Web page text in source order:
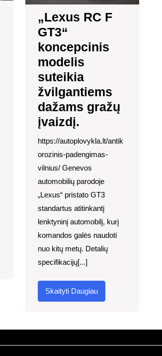
siūloma
suteikia
„Lexus RC F
GT3“
koncepcinis
modelis
suteikia
žvilgantiems
dažams gražų
įvaizdį.
https://autoplovykla.lt/antik
orozinis-padengimas-
vilnius/ Genevos
automobilių parodoje
„Lexus“ pristato GT3
standartus atitinkantį
lenktyninį automobilį, kurį
komandos galės naudoti
nuo kitų metų. Detalių
specifikacijų[...]
Skaityti DaugiauSkaityti
Daugiau